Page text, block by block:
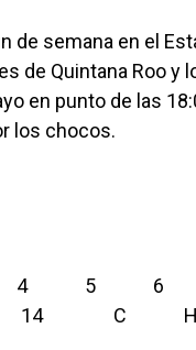
de semana en el
de Quintana Roo y
en punto de las
los chocos.
3 4
14 C